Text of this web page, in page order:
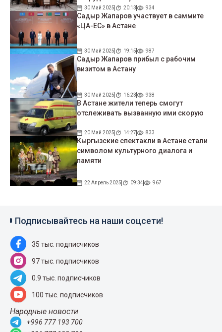
30 Май 2025 20:13 934
Садыр Жапаров участвует в саммите
«ЦА-ЕС» в Астане
30 Май 2025 19:15 987
Садыр Жапаров прибыл с рабочим
визитом в Астану
30 Май 2025 16:23 938
В Астане жители теперь смогут
отслеживать вызванную ими скорую
20 Май 2025 14:27 833
Кыргызские спектакли в Астане стали
символом культурного диалога и
памяти
22 Апрель 2025 09:34 967
Подписывайтесь на наши соцсети!
35 тыс. подписчиков
97 тыс. подписчиков
0.9 тыс. подписчиков
100 тыс. подписчиков
Народные новости
+996 777 193 700